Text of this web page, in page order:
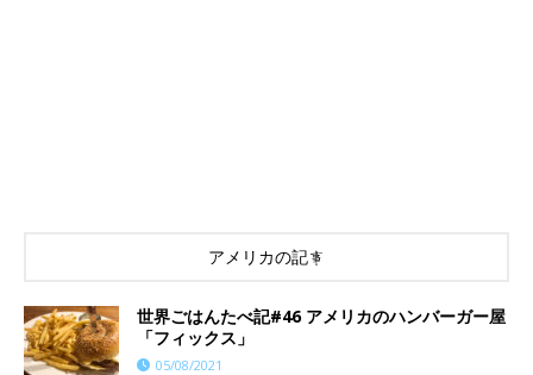
アメリカの記事
世界ごはんたべ記#46 アメリカのハンバーガー屋
「フィックス」
05/08/2021